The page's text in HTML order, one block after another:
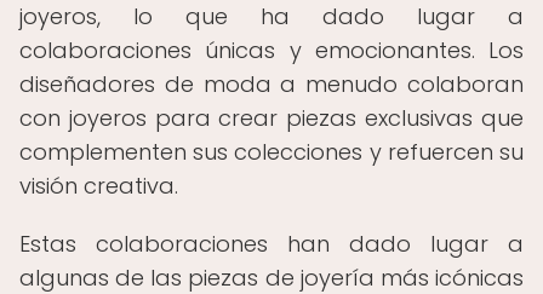
joyeros, lo que ha dado lugar a
colaboraciones únicas y emocionantes. Los
diseñadores de moda a menudo colaboran
con joyeros para crear piezas exclusivas que
complementen sus colecciones y refuercen su
visión creativa.
Estas colaboraciones han dado lugar a
algunas de las piezas de joyería más icónicas